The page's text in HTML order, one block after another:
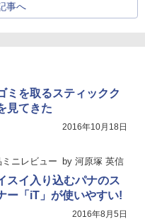
事へ
ミを取るスティックク
見てきた
2016年10月18日
ニレビュー by 河原塚 英信
スイ入り込むパナのス
ー「iT」が使いやすい!
2016年8月5日